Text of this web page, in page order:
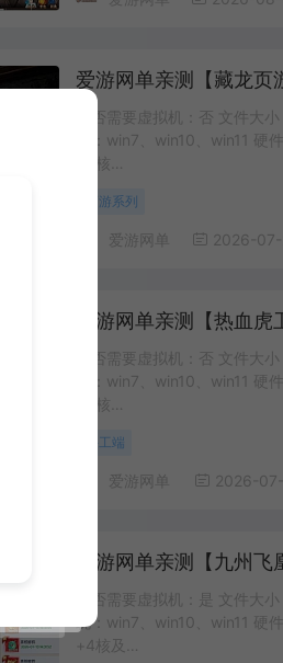
是否需要虚拟机：否 文件大
统：win7、win10、win11 硬
+8核…
页游系列
爱游网单 2026-
是否需要虚拟机：否 文件大
统：win7、win10、win11 硬
+8核…
手工端
爱游网单 2026-
是否需要虚拟机：是 文件大
统：win7、win10、win11 硬
+4核及…